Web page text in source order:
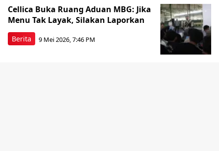
Berita
Cellica Buka Ruang Aduan MBG: Jika
Menu Tak Layak, Silakan Laporkan
9 Mei 2026, 7:46 PM